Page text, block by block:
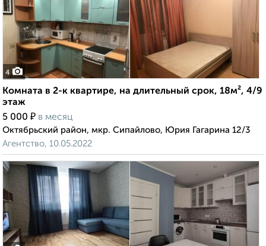
4
Комната в 2-к квартире, на длительный срок, 18м², 4/9
этаж
5 000 ₽ в месяц
Октябрьский район, мкр. Сипайлово, Юрия Гагарина 12/3
Агентство, 10.05.2022